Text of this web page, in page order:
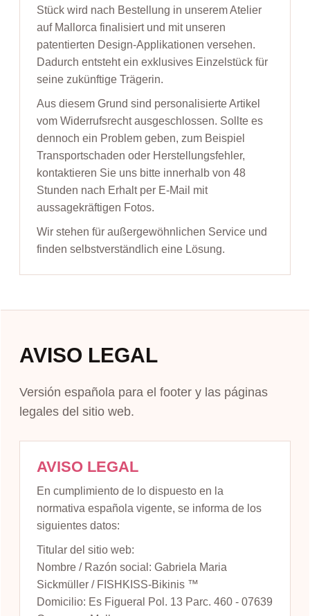
Stück wird nach Bestellung in unserem Atelier
auf Mallorca finalisiert und mit unseren
patentierten Design-Applikationen versehen.
Dadurch entsteht ein exklusives Einzelstück für
seine zukünftige Trägerin.
Aus diesem Grund sind personalisierte Artikel
vom Widerrufsrecht ausgeschlossen. Sollte es
dennoch ein Problem geben, zum Beispiel
Transportschaden oder Herstellungsfehler,
kontaktieren Sie uns bitte innerhalb von 48
Stunden nach Erhalt per E-Mail mit
aussagekräftigen Fotos.
Wir stehen für außergewöhnlichen Service und
finden selbstverständlich eine Lösung.
AVISO LEGAL
Versión española para el footer y las páginas
legales del sitio web.
AVISO LEGAL
En cumplimiento de lo dispuesto en la
normativa española vigente, se informa de los
siguientes datos:
Titular del sitio web:
Nombre / Razón social: Gabriela Maria
Sickmüller / FISHKISS-Bikinis ™
Domicilio: Es Figueral Pol. 13 Parc. 460 - 07639